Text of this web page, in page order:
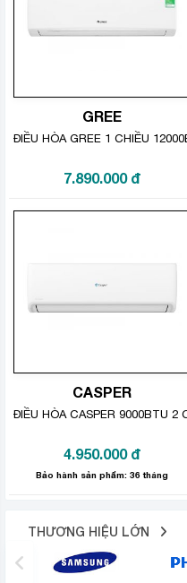
toả nỗi lo đó, chỉ cần lựa
GREE
ĐIỀU HÒA GREE 1 CHIỀU
7.890.000 đ
CASPER
ĐIỀU HÒA CASPER 9000BTU 2
4.950.000 đ
Bảo hành sản phẩm: 36 tháng
THƯƠNG HIỆU LỚN